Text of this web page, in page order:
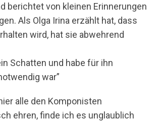
berichtet von kleinen Erinnerungen
Als Olga Irina erzählt hat, dass
wird, hat sie abwehrend
Schatten und habe für ihn
war”
alle den Komponisten
ehren, finde ich es unglaublich